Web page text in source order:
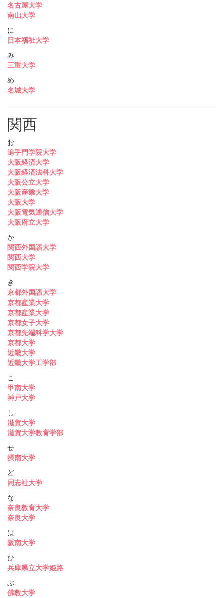
名古屋大学
南山大学
に
日本福祉大学
み
三重大学
め
名城大学
関西
お
追手門学院大学
大阪経済大学
大阪経済法科大学
大阪公立大学
大阪産業大学
大阪大学
大阪電気通信大学
大阪府立大学
か
関西外国語大学
関西大学
関西学院大学
き
京都外国語大学
京都産業大学
京都産業大学
京都女子大学
京都先端科学大学
京都大学
近畿大学
近畿大学工学部
こ
甲南大学
神戸大学
し
滋賀大学
滋賀大学教育学部
せ
摂南大学
ど
同志社大学
な
奈良教育大学
奈良大学
は
阪南大学
ひ
兵庫県立大学姫路
ぶ
佛教大学